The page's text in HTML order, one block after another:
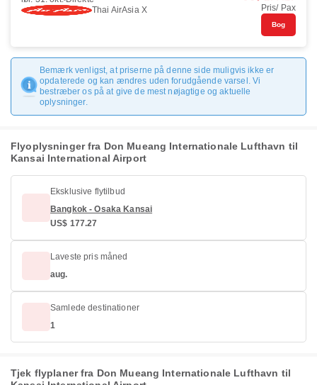
Thai AirAsia X
Pris/ Pax
Bog
Bemærk venligst, at priserne på denne side muligvis ikke er
opdaterede og kan ændres uden forudgående varsel. Vi
bestræber os på at give de mest nøjagtige og aktuelle
oplysninger.
Flyoplysninger fra Don Mueang Internationale Lufthavn til
Kansai International Airport
Eksklusive flytilbud
Bangkok - Osaka Kansai
US$ 177.27
Laveste pris måned
aug.
Samlede destinationer
1
Tjek flyplaner fra Don Mueang Internationale Lufthavn til